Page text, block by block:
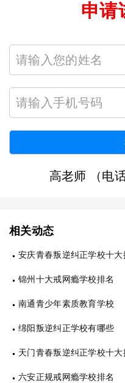
申请
高老师 （电
相关动态
安庆青春叛逆纠正学校十大
锦州十大戒网瘾学校排名
南通青少年素质教育学校
绵阳叛逆纠正学校有哪些
天门青春叛逆纠正学校十大
六安正规戒网瘾学校排名